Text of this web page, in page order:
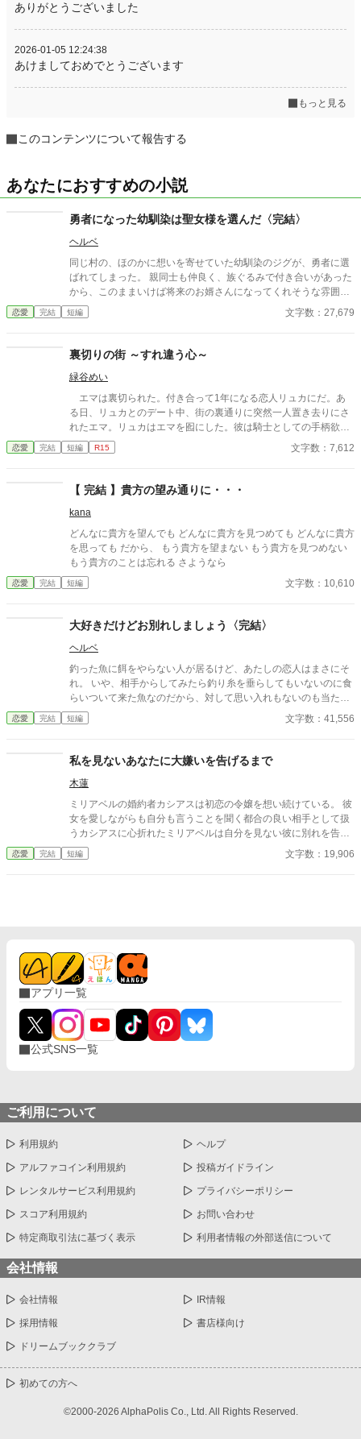
ありがとうございました
2026-01-05 12:24:38
あけましておめでとうございます
もっと見る
このコンテンツについて報告する
あなたにおすすめの小説
勇者になった幼馴染は聖女様を選んだ〈完結〉
ヘルベ
同じ村の、ほのかに想いを寄せていた幼馴染のジグが、勇者に選
ばれてしまった。 親同士も仲良く、族ぐるみで付き合いがあった
から、このままいけば将来のお婿さんになってくれそうな雰囲気
だったのに…。 全てがいきなり無くなってしまった。 危険な旅へ
の心配と誰かにジグを取られてしまいそうな不安で慌てて旅に同
日々。 そして結局勇者は聖女を選んで、あたしは――。
恋愛 完結 短編 文字数：27,679
裏切りの街 ～すれ違う心～
緑谷めい
エマは裏切られた。付き合って1年になる恋人リュカにだ。あ
る日、リュカとのデート中、街の裏通りに突然一人置き去りにさ
れたエマ。リュカはエマを囮にした。彼は騎士としての手柄欲し
さにエマを利用したのだ。※ 全５話完結予定
恋愛 完結 短編 R15 文字数：7,612
【 完結 】貴方の望み通りに・・・
kana
どんなに貴方を望んでも どんなに貴方を見つめても どんなに貴方
を思っても だから、 もう貴方を望まない もう貴方を見つめない
もう貴方のことは忘れる さようなら
恋愛 完結 短編 文字数：10,610
大好きだけどお別れしましょう〈完結〉
ヘルベ
釣った魚に餌をやらない人が居るけど、あたしの恋人はまさにそ
れ。 いや、相手からしてみたら釣り糸を垂らしてもいないのに食
らいついて来た魚なのだから、対して思い入れもないのも当たり
前なのか。 騎士カイルのファンの一人でしかなかったあたしが、
ライバルを蹴散らし晴れて恋人になれたものの、会話は盛り上が
わないとできない。しかも三回に一回は断られる始末。 全部が全
部こっち主導の一方通行の関係。 恋人の甘い雰囲気どころか友達
以下のような関係に疲れたあたしは、思わず「別れましょう」と
口に出してしまい……。
恋愛 完結 短編 文字数：41,556
私を見ないあなたに大嫌いを告げるまで
木蓮
ミリアベルの婚約者カシアスは初恋の令嬢を想い続けている。 彼
女を愛しながらも自分も言うことを聞く都合の良い相手として扱
うカシアスに心折れたミリアベルは自分を見ない彼に別れを告げ
た。 「今さらあなたが私をどう思っているかなんて知りたくもな
い」 婚約者を信じられなかった令嬢と大切な人を失ってやっと現
恋愛 完結 短編 文字数：19,906
アプリ一覧
公式SNS一覧
ご利用について
利用規約 ヘルプ
アルファコイン利用規約 投稿ガイドライン
レンタルサービス利用規約 プライバシーポリシー
スコア利用規約 お問い合わせ
特定商取引法に基づく表示 利用者情報の外部送信について
会社情報
会社情報 IR情報
採用情報 書店様向け
ドリームブッククラブ
初めての方へ
©2000-2026 AlphaPolis Co., Ltd. All Rights Reserved.